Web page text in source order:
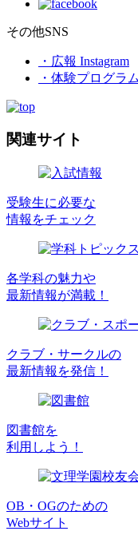
その他SNS
・広報 Instagram
・体験プログラ
関連サイト
受験生に必要な
情報をチェック
各学科の魅力や
最新情報が満載！
クラブ・サークルの
最新情報を発信！
図書館を
利用しよう！
OB・OGのための
Webサイト